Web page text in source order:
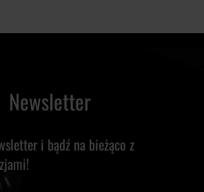
Newsletter
i bądź na bieżąco z